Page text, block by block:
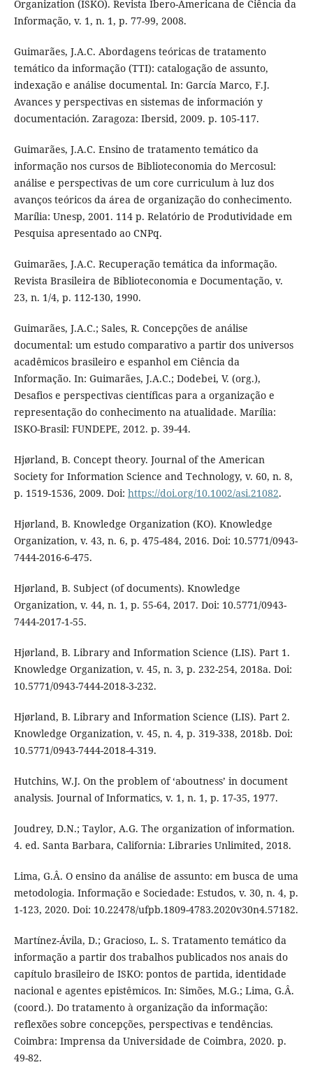
Organization (ISKO). Revista Ibero-Americana de Ciência da
Informação, v. 1, n. 1, p. 77-99, 2008.
Guimarães, J.A.C. Abordagens teóricas de tratamento
temático da informação (TTI): catalogação de assunto,
indexação e análise documental. In: García Marco, F.J.
Avances y perspectivas en sistemas de información y
documentación. Zaragoza: Ibersid, 2009. p. 105-117.
Guimarães, J.A.C. Ensino de tratamento temático da
informação nos cursos de Biblioteconomia do Mercosul:
análise e perspectivas de um core curriculum à luz dos
avanços teóricos da área de organização do conhecimento.
Marília: Unesp, 2001. 114 p. Relatório de Produtividade em
Pesquisa apresentado ao CNPq.
Guimarães, J.A.C. Recuperação temática da informação.
Revista Brasileira de Biblioteconomia e Documentação, v.
23, n. 1/4, p. 112-130, 1990.
Guimarães, J.A.C.; Sales, R. Concepções de análise
documental: um estudo comparativo a partir dos universos
acadêmicos brasileiro e espanhol em Ciência da
Informação. In: Guimarães, J.A.C.; Dodebei, V. (org.),
Desafios e perspectivas científicas para a organização e
representação do conhecimento na atualidade. Marília:
ISKO-Brasil: FUNDEPE, 2012. p. 39-44.
Hjørland, B. Concept theory. Journal of the American
Society for Information Science and Technology, v. 60, n. 8,
p. 1519-1536, 2009. Doi: https://doi.org/10.1002/asi.21082.
Hjørland, B. Knowledge Organization (KO). Knowledge
Organization, v. 43, n. 6, p. 475-484, 2016. Doi: 10.5771/0943-
7444-2016-6-475.
Hjørland, B. Subject (of documents). Knowledge
Organization, v. 44, n. 1, p. 55-64, 2017. Doi: 10.5771/0943-
7444-2017-1-55.
Hjørland, B. Library and Information Science (LIS). Part 1.
Knowledge Organization, v. 45, n. 3, p. 232-254, 2018a. Doi:
10.5771/0943-7444-2018-3-232.
Hjørland, B. Library and Information Science (LIS). Part 2.
Knowledge Organization, v. 45, n. 4, p. 319-338, 2018b. Doi:
10.5771/0943-7444-2018-4-319.
Hutchins, W.J. On the problem of ‘aboutness’ in document
analysis. Journal of Informatics, v. 1, n. 1, p. 17-35, 1977.
Joudrey, D.N.; Taylor, A.G. The organization of information.
4. ed. Santa Barbara, California: Libraries Unlimited, 2018.
Lima, G.Â. O ensino da análise de assunto: em busca de uma
metodologia. Informação e Sociedade: Estudos, v. 30, n. 4, p.
1-123, 2020. Doi: 10.22478/ufpb.1809-4783.2020v30n4.57182.
Martínez-Ávila, D.; Gracioso, L. S. Tratamento temático da
informação a partir dos trabalhos publicados nos anais do
capítulo brasileiro de ISKO: pontos de partida, identidade
nacional e agentes epistêmicos. In: Simões, M.G.; Lima, G.Â.
(coord.). Do tratamento à organização da informação:
reflexões sobre concepções, perspectivas e tendências.
Coimbra: Imprensa da Universidade de Coimbra, 2020. p.
49-82.